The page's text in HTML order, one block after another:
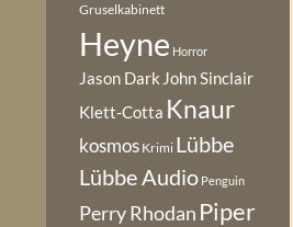
Gruselkabinett
Heyne Horror
Jason Dark John Sinclair
Klett-Cotta Knaur
kosmos Krimi Lübbe
Lübbe Audio Penguin
Perry Rhodan Piper